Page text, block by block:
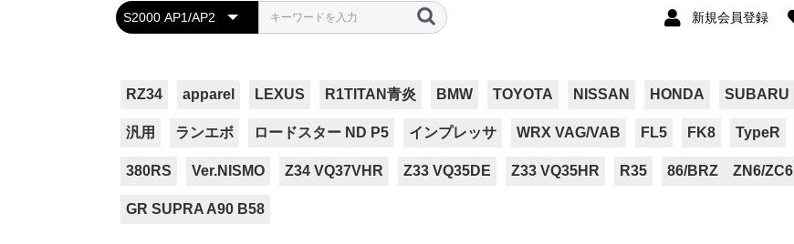
新規会員登録
RZ34 apparel LEXUS R1TITAN青炎 BMW TOYOTA NISSAN HONDA SUBARU
汎用 ランエボ ロードスター ND P5 インプレッサ WRX VAG/VAB FL5 FK8 TypeR
380RS Ver.NISMO Z34 VQ37VHR Z33 VQ35DE Z33 VQ35HR R35 86/BRZ ZN6/ZC6
GR SUPRA A90 B58